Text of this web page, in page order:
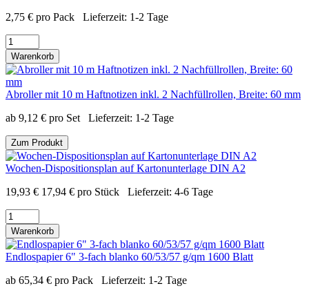
2,75 € pro Pack Lieferzeit: 1-2 Tage
Warenkorb
Abroller mit 10 m Haftnotizen inkl. 2 Nachfüllrollen, Breite: 60 mm
ab 9,12 € pro Set Lieferzeit: 1-2 Tage
Zum Produkt
Wochen-Dispositionsplan auf Kartonunterlage DIN A2
19,93 € 17,94 € pro Stück Lieferzeit: 4-6 Tage
Warenkorb
Endlospapier 6" 3-fach blanko 60/53/57 g/qm 1600 Blatt
ab 65,34 € pro Pack Lieferzeit: 1-2 Tage